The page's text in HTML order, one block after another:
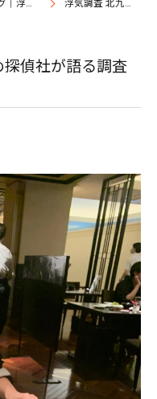
州つばめ探偵社 浮気調査 北九州｜つばめ探偵社が語る調査方針
偵社が語る調査